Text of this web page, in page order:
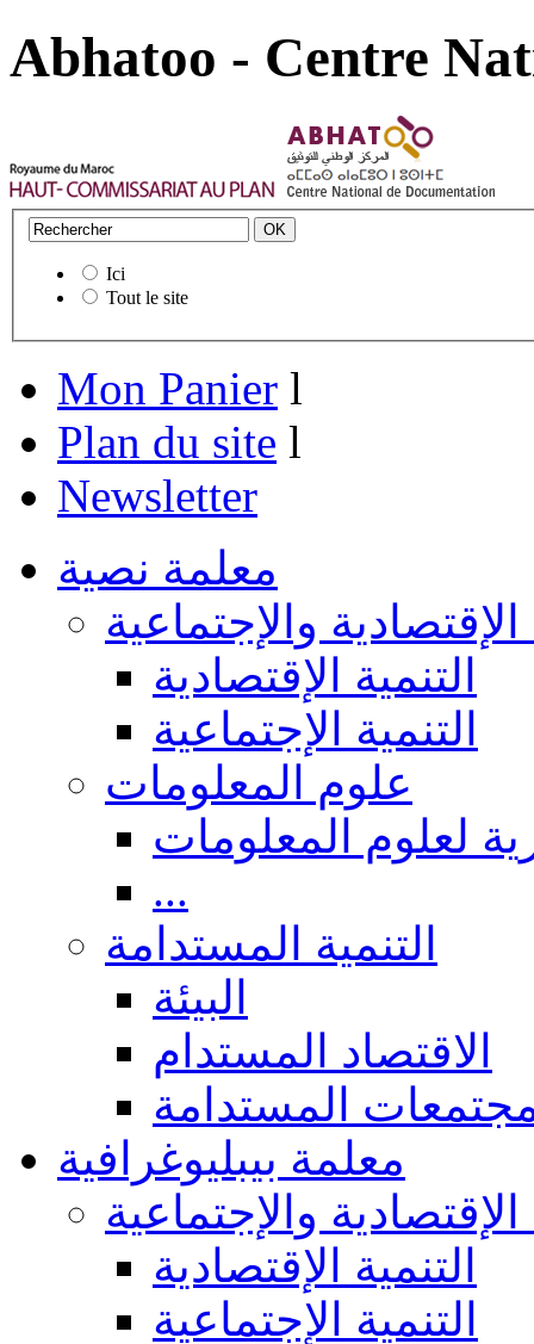
Abhatoo - Centre
Ici
Tout le site
Mon Panier l
Plan du site l
Newsletter
معلمة نصية
الإقتصادية والإجتماعية
التنمية الإقتصادية
التنمية الإجتماعية
علوم المعلومات
لعلوم المعلومات
...
التنمية المستدامة
البيئة
الاقتصاد المستدام
المستدامة
معلمة بيبليوغرافية
الإقتصادية والإجتماعية
التنمية الإقتصادية
التنمية الإجتماعية